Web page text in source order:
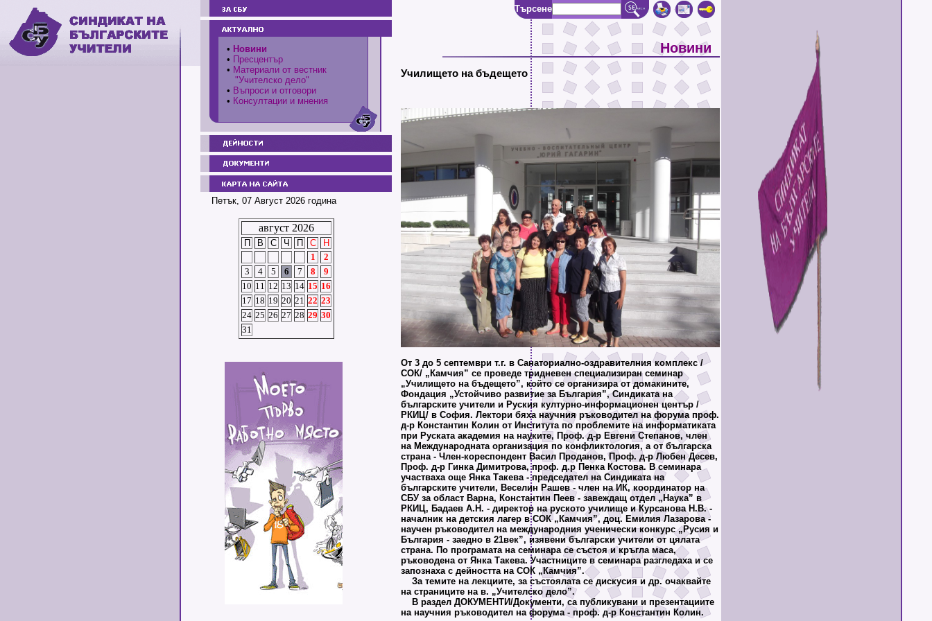
• Новини
• Пресцентър
• Материали от вестник
"Учителско дело"
• Въпроси и отговори
• Консултации и мнения
Петък, 07 Август 2026 година
август 2026
П В С Ч П С
Н
1
2
3
4 5 6 7 8
9
10 11 12 13 14 15 16
17 18 19 20 21 22 23
24 25 26 27 28 29 30
31
Търсене
Новини
Училището на бъдещето
От 3 до 5 септември т.г. в Санаториално-оздравителния комплекс /
СОК/ „Камчия” се проведе тридневен специализиран семинар
„Училището на бъдещето”, който се организира от домакините,
Фондация „Устойчиво развитие за България”, Синдиката на
българските учители и Руския културно-информационен център /
РКИЦ/ в София. Лектори бяха научния ръководител на форума проф.
д-р Константин Колин от Института по проблемите на информатиката
при Руската академия на науките, Проф. д-р Евгени Степанов, член
на Международната организация по конфликтология, а от българска
страна - Член-кореспондент Васил Проданов, Проф. д-р Любен Десев,
Проф. д-р Гинка Димитрова, проф. д.р Пенка Костова. В семинара
участваха още Янка Такева - председател на Синдиката на
българските учители, Веселин Рашев - член на ИК, координатор на
СБУ за област Варна, Константин Пеев - завеждащ отдел „Наука” в
РКИЦ, Бадаев А.Н. - директор на руското училище и Курсанова Н.В. -
началник на детския лагер в СОК „Камчия”, доц. Емилия Лазарова -
научен ръководител на международния ученически конкурс „Русия и
България - заедно в 21век”, изявени български учители от цялата
страна. По програмата на семинара се състоя и кръгла маса,
ръководена от Янка Такева. Участниците в семинара разгледаха и се
запознаха с дейността на СОК „Камчия”.
За темите на лекциите, за състоялата се дискусия и др. очаквайте
на страниците на в. „Учителско дело”.
В раздел ДОКУМЕНТИ/Документи, са публикувани и презентациите
на научния ръководител на форума - проф. д-р Константин Колин.